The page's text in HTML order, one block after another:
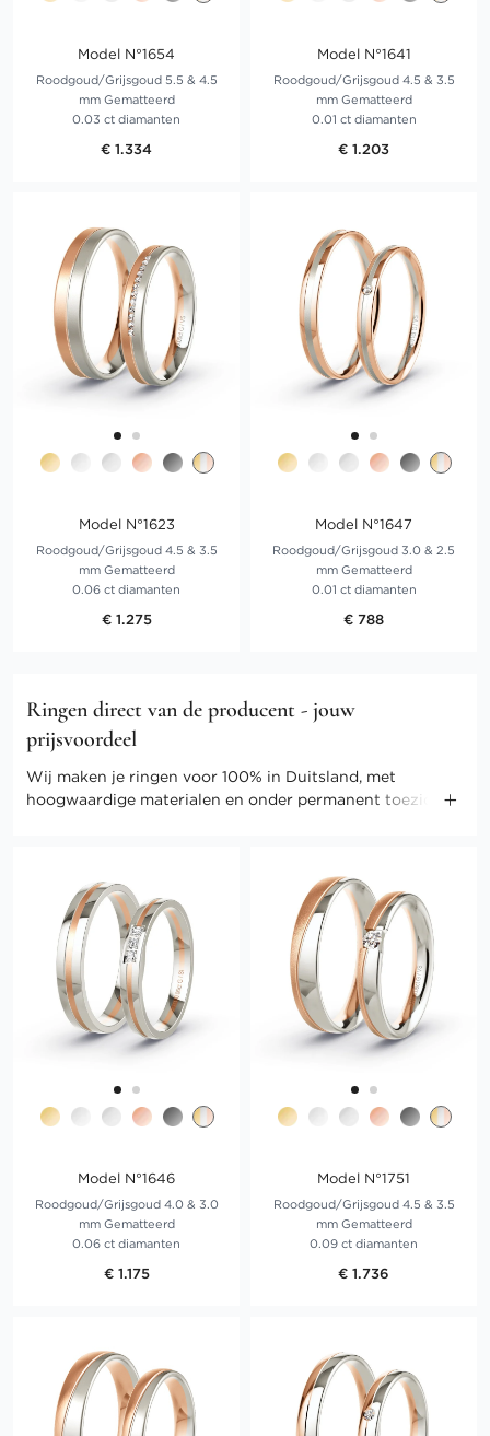
Model N°1654
Roodgoud/Grijsgoud 5.5 & 4.5
mm Gematteerd
0.03 ct diamanten
€ 1.334
Model N°1641
Roodgoud/Grijsgoud 4.5 & 3.5
mm Gematteerd
0.01 ct diamanten
€ 1.203
Model N°1623
Roodgoud/Grijsgoud 4.5 & 3.5
mm Gematteerd
0.06 ct diamanten
€ 1.275
Model N°1647
Roodgoud/Grijsgoud 3.0 & 2.5
mm Gematteerd
0.01 ct diamanten
€ 788
Ringen direct van de producent - jouw
prijsvoordeel
Wij maken je ringen voor 100% in Duitsland, met
hoogwaardige materialen en onder permanent toezicht
Model N°1646
Roodgoud/Grijsgoud 4.0 & 3.0
mm Gematteerd
0.06 ct diamanten
€ 1.175
Model N°1751
Roodgoud/Grijsgoud 4.5 & 3.5
mm Gematteerd
0.09 ct diamanten
€ 1.736